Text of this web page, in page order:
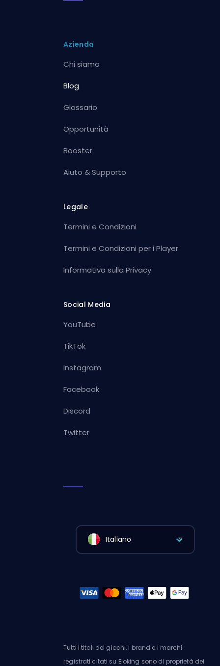
Azienda
Chi siamo
Blog
Glossario
Opportunità
Booster
Aiuto & Supporto
Legale
Termini e Condizioni
Termini e Condizioni per i Player
Informativa sulla Privacy
Social Media
YouTube
TikTok
Instagram
Facebook
Discord
Twitter
Italiano
Tutti i titoli dei giochi, i brand e i marchi
registrati citati su Eloking sono di proprietà dei